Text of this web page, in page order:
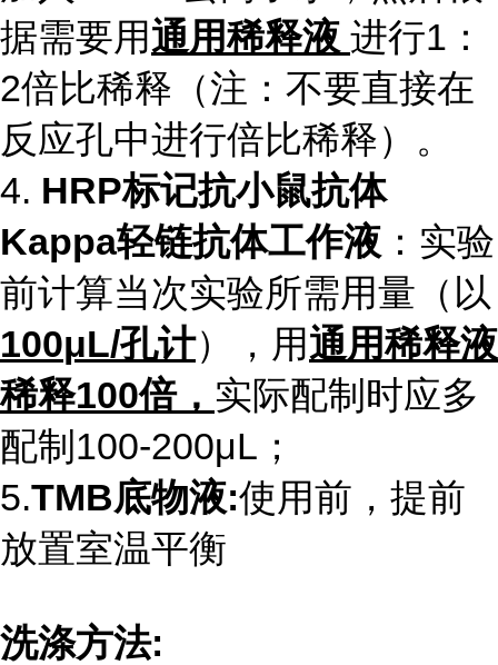
据需要用通用稀释液 进行1 ：
2倍比稀释（注：不要直接在
反应孔中进行倍比稀释）。
4. HRP标记抗小鼠抗体
Kappa轻链抗体工作液 ：实验
前计算当次实验所需用量（以
100μL/孔计），用通用稀释液
稀释100倍， 实际配制时应多
配制100-200μL ；
5.TMB底物液:使用前，提前
放置室温平衡
洗涤方法: